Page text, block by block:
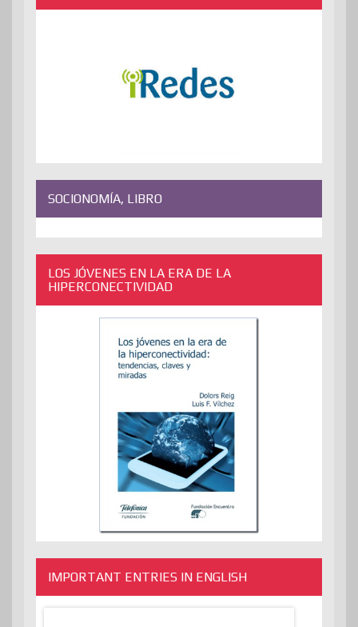
SOCIONOMÍA, LIBRO
LOS JÓVENES EN LA ERA DE LA
HIPERCONECTIVIDAD
IMPORTANT ENTRIES IN ENGLISH